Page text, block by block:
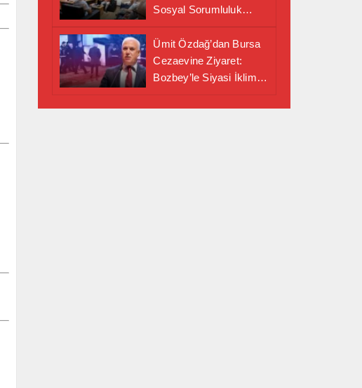
Sosyal Sorumluluk
Alanında Önemli İş
Birliği Adımı
Ümit Özdağ’dan Bursa
Cezaevine Ziyaret:
Bozbey’le Siyasi İklim